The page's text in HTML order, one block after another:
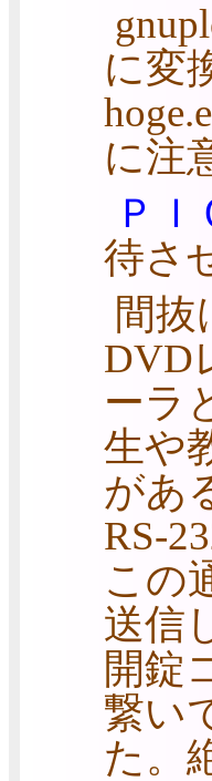
に変
に注
Ｐ
待さ
間抜
DVD
ーラ
生や
があ
RS-
この
送信
開錠
繋い
た。